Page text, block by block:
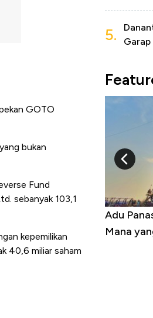
GOTO
bukan
Fund
sebanyak 103,1
kepemilikan
40,6 miliar saham
5.
Garap
Zona Berbahaya
Adu
Mana